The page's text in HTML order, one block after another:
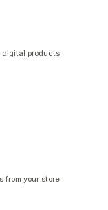
digital products
from your store